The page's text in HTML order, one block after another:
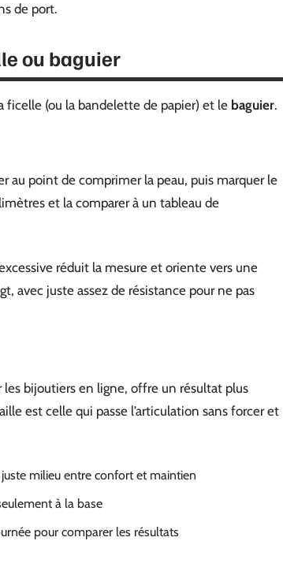
de port.
ou baguier
(ou la bandelette de papier) et le baguier.
au point de comprimer la peau, puis marquer le
et la comparer à un tableau de
réduit la mesure et oriente vers une
avec juste assez de résistance pour ne pas
bijoutiers en ligne, offre un résultat plus
est celle qui passe l’articulation sans forcer et
milieu entre confort et maintien
à la base
pour comparer les résultats